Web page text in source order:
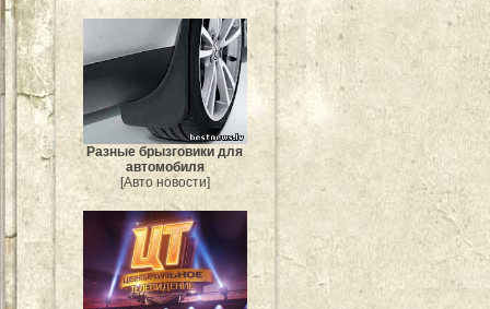
Разные брызговики для
автомобиля
[Авто новости]